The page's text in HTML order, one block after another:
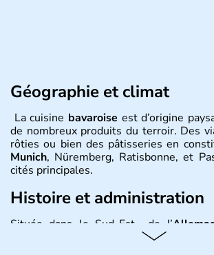
Géographie et climat
La cuisine bavaroise est d’origine
de nombreux produits du terroir. Des
rôties ou bien des pâtisseries en
Munich, Nüremberg, Ratisbonne, et
cités principales.
Histoire et administration
Située dans le Sud-Est de l’
fait partie des